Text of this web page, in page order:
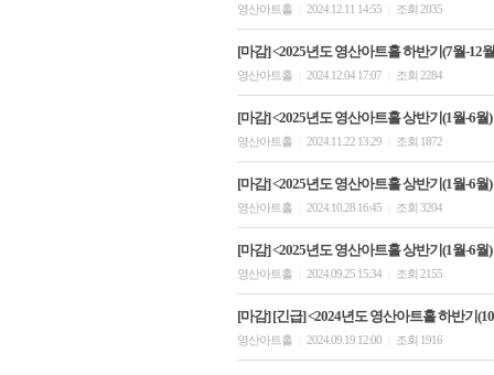
영산아트홀 2024.12.11 14:55 조회 2035
[마감] <2025년도 영산아트홀 하반기(7월-12
영산아트홀 2024.12.04 17:07 조회 2284
[마감] <2025년도 영산아트홀 상반기(1월-6월
영산아트홀 2024.11.22 13:29 조회 1872
[마감] <2025년도 영산아트홀 상반기(1월-6월
영산아트홀 2024.10.28 16:45 조회 3204
[마감] <2025년도 영산아트홀 상반기(1월-6월
영산아트홀 2024.09.25 15:34 조회 2155
[마감] [긴급] <2024년도 영산아트홀 하반기
영산아트홀 2024.09.19 12:00 조회 1916